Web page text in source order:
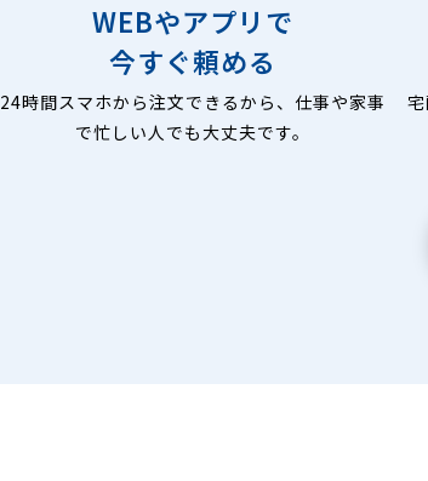
WEBやアプリで
今すぐ頼める
24時間スマホから注文できるから、仕事や家事
で忙しい人でも大丈夫です。